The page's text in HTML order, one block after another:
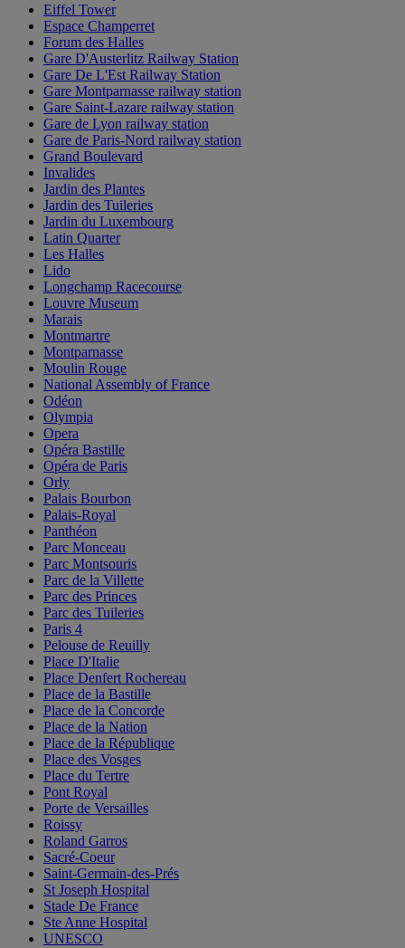
Eiffel Tower
Espace Champerret
Forum des Halles
Gare D'Austerlitz Railway Station
Gare De L'Est Railway Station
Gare Montparnasse railway station
Gare Saint-Lazare railway station
Gare de Lyon railway station
Gare de Paris-Nord railway station
Grand Boulevard
Invalides
Jardin des Plantes
Jardin des Tuileries
Jardin du Luxembourg
Latin Quarter
Les Halles
Lido
Longchamp Racecourse
Louvre Museum
Marais
Montmartre
Montparnasse
Moulin Rouge
National Assembly of France
Odéon
Olympia
Opera
Opéra Bastille
Opéra de Paris
Orly
Palais Bourbon
Palais-Royal
Panthéon
Parc Monceau
Parc Montsouris
Parc de la Villette
Parc des Princes
Parc des Tuileries
Paris 4
Pelouse de Reuilly
Place D'Italie
Place Denfert Rochereau
Place de la Bastille
Place de la Concorde
Place de la Nation
Place de la République
Place des Vosges
Place du Tertre
Pont Royal
Porte de Versailles
Roissy
Roland Garros
Sacré-Coeur
Saint-Germain-des-Prés
St Joseph Hospital
Stade De France
Ste Anne Hospital
UNESCO